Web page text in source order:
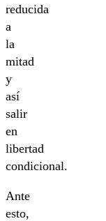
reducida
a
la
mitad
y
así
salir
en
libertad
condicional.
Ante
esto,